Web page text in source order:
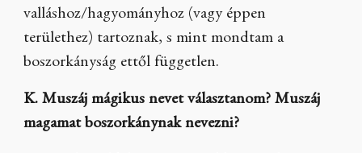
valláshoz/hagyományhoz (vagy éppen
területhez) tartoznak, s mint mondtam a
boszorkányság ettől független.
K. Muszáj mágikus nevet választanom? Muszáj
magamat boszorkánynak nevezni?